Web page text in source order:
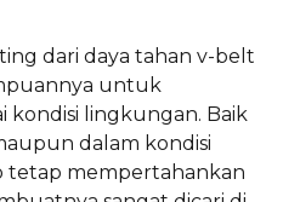
dari daya tahan v-belt
untuk
kondisi lingkungan. Baik
dalam kondisi
tetap mempertahankan